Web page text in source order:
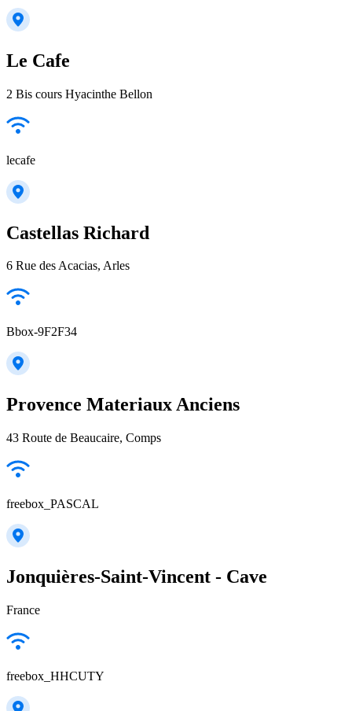
Le Cafe
2 Bis cours Hyacinthe Bellon
lecafe
Castellas Richard
6 Rue des Acacias, Arles
Bbox-9F2F34
Provence Materiaux Anciens
43 Route de Beaucaire, Comps
freebox_PASCAL
Jonquières-Saint-Vincent - Cave
France
freebox_HHCUTY